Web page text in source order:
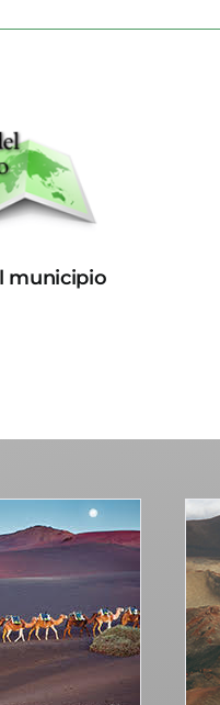
municipio